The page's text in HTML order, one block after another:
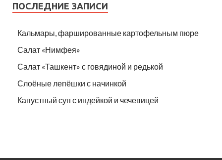
ПОСЛЕДНИЕ ЗАПИСИ
Кальмары, фаршированные картофельным пюре
Салат «Нимфея»
Салат «Ташкент» с говядиной и редькой
Слоёные лепёшки с начинкой
Капустный суп с индейкой и чечевицей